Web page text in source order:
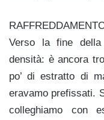
Verso la fine
densità: è ancora
po’ di estratto di
eravamo prefissati.
colleghiamo con